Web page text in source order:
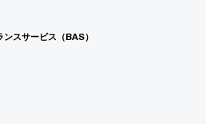
スサービス（BAS）